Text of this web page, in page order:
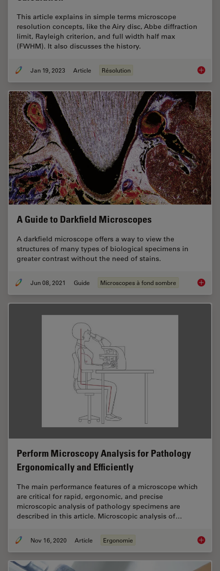
This article explains in simple terms microscope
resolution concepts, like the Airy disc, Abbe diffraction
limit, Rayleigh criterion, and full width half max
(FWHM). It also discusses the history.
Jan 19, 2023 Article Résolution
A Guide to Darkfield Microscopes
A darkfield microscope offers a way to view the
structures of many types of biological specimens in
greater contrast without the need of stains.
Jun 08, 2021 Guide Microscopes à fond sombre A
Perform Microscopy Analysis for Pathology
Ergonomically and Efficiently
The main performance features of a microscope which
are critical for rapid, ergonomic, and precise
microscopic analysis of pathology specimens are
described in this article. Microscopic analysis of…
Nov 16, 2020 Article Ergonomie